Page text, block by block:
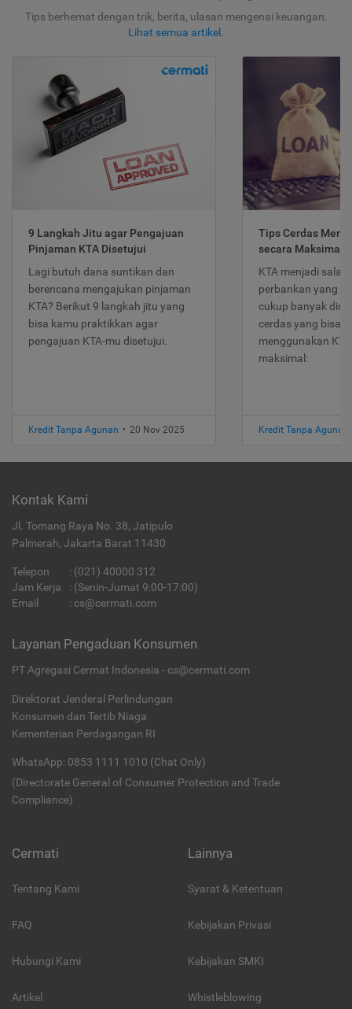
Tips berhemat dengan trik, berita, ulasan mengenai keuangan.
Lihat semua artikel .
9 Langkah Jitu agar Pengajuan
Pinjaman KTA Disetujui
Lagi butuh dana suntikan dan
berencana mengajukan pinjaman
KTA? Berikut 9 langkah jitu yang
bisa kamu praktikkan agar
pengajuan KTA-mu disetujui.
Kredit Tanpa Agunan • 20 Nov 2025
Tips Cerdas
secara Maksimal
KTA menjadi
perbankan yang
cukup banyak
cerdas yang bisa
menggunakan
maksimal:
Kredit Tanpa Agunan
Kontak Kami
Jl. Tomang Raya No. 38, Jatipulo
Palmerah, Jakarta Barat 11430
Telepon : (021) 40000 312
Jam Kerja
: (Senin-Jumat 9:00-17:00)
Email
: cs@cermati.com
Layanan Pengaduan Konsumen
PT Agregasi Cermat Indonesia - cs@cermati.com
Direktorat Jenderal Perlindungan
Konsumen dan Tertib Niaga
Kementerian Perdagangan RI
WhatsApp: 0853 1111 1010 (Chat Only)
(Directorate General of Consumer Protection and Trade
Compliance)
Cermati
Tentang Kami
FAQ
Hubungi Kami
Artikel
Lainnya
Syarat & Ketentuan
Kebijakan Privasi
Kebijakan SMKI
Whistleblowing